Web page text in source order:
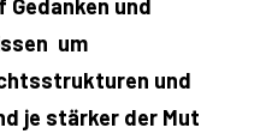
Gedanken und
um
und
je stärker der Mut